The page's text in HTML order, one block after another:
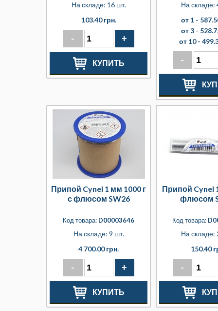
На складе: 16 шт.
103.40 грн.
- +
КУПИТЬ
На складе:
от 1 -
от 3 -
от 10 -
-
Припой Cynel 1 мм 1000 г
с флюсом SW26
Код товара: D00003646
На складе: 9 шт.
4 700.00 грн.
- +
КУПИТЬ
Припой Cynel
флюсом
Код товара:
На складе:
150.40
-